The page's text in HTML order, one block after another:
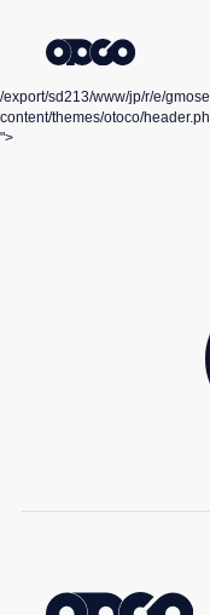
/export/sd213/www/jp/r/e/
content/themes/otoco/
">